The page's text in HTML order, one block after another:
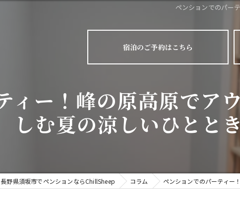
ペンションでのパー
宿泊のご予約はこちら
ィー！峰の原高原でア
しむ夏の涼しいひとと
長野県須坂市でペンションならChillSheep コラム ペンションでのパーティー